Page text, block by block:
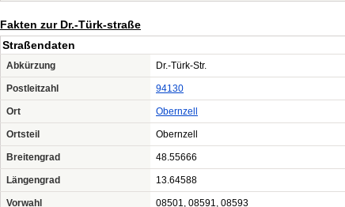
Fakten zur Dr.-Türk-straße
Straßendaten
Abkürzung Dr.-Türk-Str.
Postleitzahl 94130
Ort Obernzell
Ortsteil Obernzell
Breitengrad 48.55666
Längengrad 13.64588
Vorwahl 08501, 08591, 08593